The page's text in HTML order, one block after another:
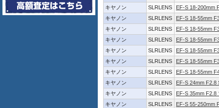
キヤノン
SLRLENS
EF-S 18-200mm
キヤノン
SLRLENS
EF-S 18-55mm
キヤノン
SLRLENS
EF-S 18-55mm
キヤノン
SLRLENS
EF-S 18-55mm
キヤノン
SLRLENS
EF-S 18-55mm
キヤノン
SLRLENS
EF-S 18-55mm
キヤノン
SLRLENS
EF-S 18-55mm
キヤノン
SLRLENS
EF-S 24mm F2.8
キヤノン
SLRLENS
EF-S 35mm F2.8
キヤノン
SLRLENS
EF-S 55-250mm